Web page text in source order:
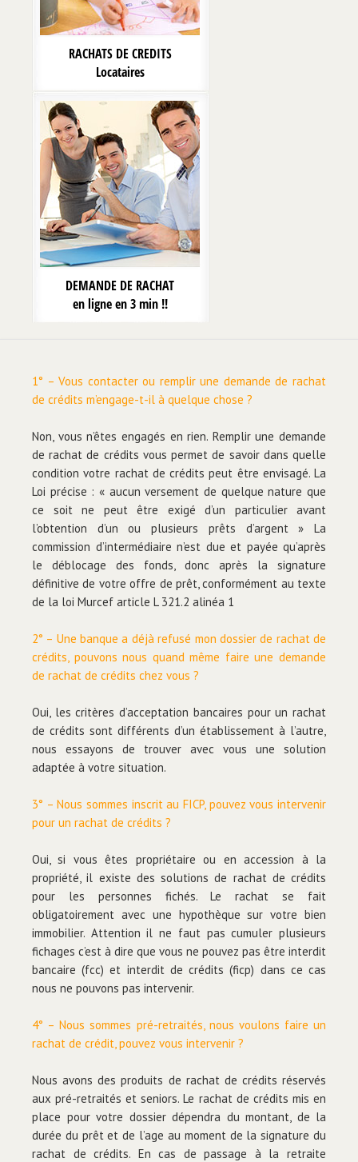
RACHATS DE CREDITS
Locataires
DEMANDE DE RACHAT
en ligne en 3 min !!
1° – Vous contacter ou remplir une demande de rachat
de crédits m’engage-t-il à quelque chose ?
Non, vous n’êtes engagés en rien. Remplir une demande
de rachat de crédits vous permet de savoir dans quelle
condition votre rachat de crédits peut être envisagé. La
Loi précise : « aucun versement de quelque nature que
ce soit ne peut être exigé d’un particulier avant
l’obtention d’un ou plusieurs prêts d’argent » La
commission d’intermédiaire n’est due et payée qu’après
le déblocage des fonds, donc après la signature
définitive de votre offre de prêt, conformément au texte
de la loi Murcef article L 321.2 alinéa 1
2° – Une banque a déjà refusé mon dossier de rachat de
crédits, pouvons nous quand même faire une demande
de rachat de crédits chez vous ?
Oui, les critères d’acceptation bancaires pour un rachat
de crédits sont différents d’un établissement à l’autre,
nous essayons de trouver avec vous une solution
adaptée à votre situation.
3° – Nous sommes inscrit au FICP, pouvez vous intervenir
pour un rachat de crédits ?
Oui, si vous êtes propriétaire ou en accession à la
propriété, il existe des solutions de rachat de crédits
pour les personnes fichés. Le rachat se fait
obligatoirement avec une hypothèque sur votre bien
immobilier. Attention il ne faut pas cumuler plusieurs
fichages c’est à dire que vous ne pouvez pas être interdit
bancaire (fcc) et interdit de crédits (ficp) dans ce cas
nous ne pouvons pas intervenir.
4° – Nous sommes pré-retraités, nous voulons faire un
rachat de crédit, pouvez vous intervenir ?
Nous avons des produits de rachat de crédits réservés
aux pré-retraités et seniors. Le rachat de crédits mis en
place pour votre dossier dépendra du montant, de la
durée du prêt et de l’age au moment de la signature du
rachat de crédits. En cas de passage à la retraite